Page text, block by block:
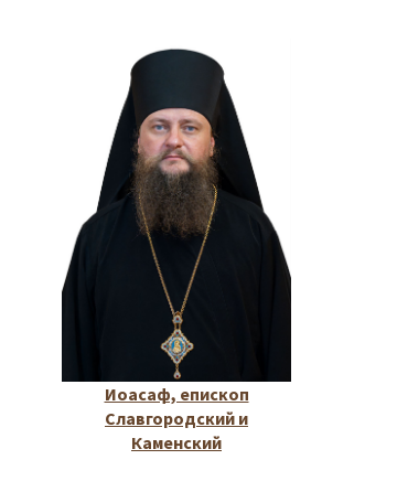
Иоасаф, епископ
Славгородский и
Каменский